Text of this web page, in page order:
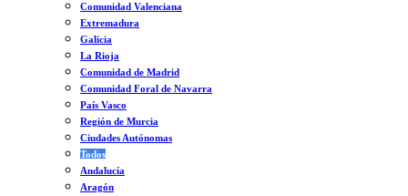
Comunidad Valenciana
Extremadura
Galicia
La Rioja
Comunidad de Madrid
Comunidad Foral de Navarra
País Vasco
Región de Murcia
Ciudades Autónomas
Todos
Andalucía
Aragón